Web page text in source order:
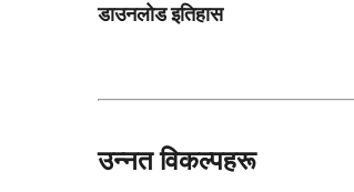
डाउनलोड इतिहास
उन्नत विकल्पहरू